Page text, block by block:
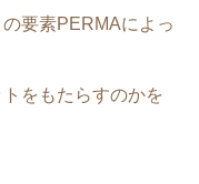
要素PERMAによっ
をもたらすのかを